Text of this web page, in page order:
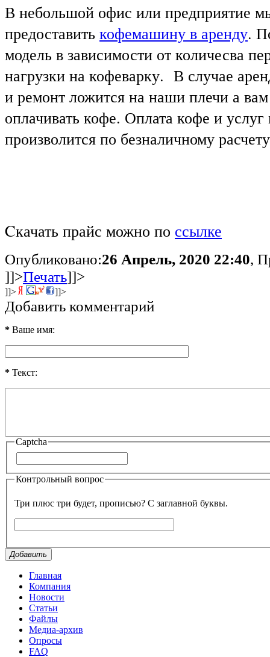
В небольшой офис или предприятие
предоставить кофемашину в аренду.
модель в зависимости от количесва
нагрузки на кофеварку. В случае
и ремонт ложится на наши плечи а
оплачивать кофе. Оплата кофе и
произволится по безналичному
Cкачать прайс можно по ссылке
Опубликовано:26 Апрель, 2020 22:40,
]]>Печать]]>
]]> ]]>
Добавить комментарий
* Ваше имя:
* Текст:
Captcha
Контрольный вопрос
Три плюс три будет, прописью? С заглавной буквы.
Добавить
Главная
Компания
Новости
Статьи
Файлы
Медиа-архив
Опросы
FAQ